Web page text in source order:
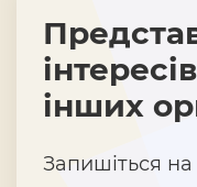
інших
Запишіться на